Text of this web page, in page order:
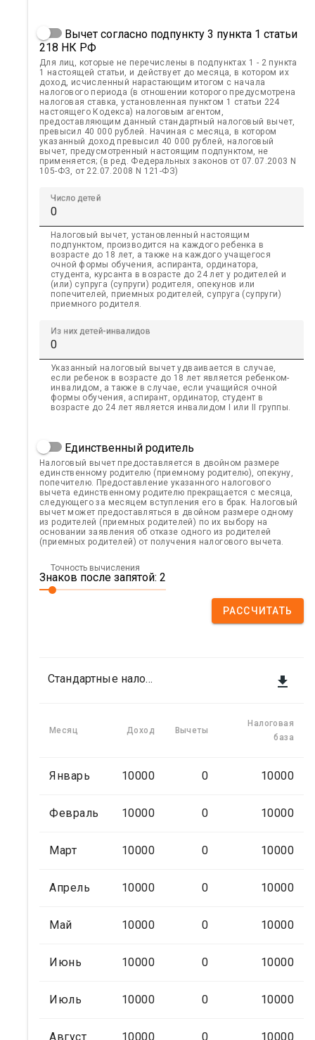
Вычет согласно подпункту 3 пункта 1 статьи
218 НК РФ
Для лиц, которые не перечислены в подпунктах 1 - 2 пункта
1 настоящей статьи, и действует до месяца, в котором их
доход, исчисленный нарастающим итогом с начала
налогового периода (в отношении которого предусмотрена
налоговая ставка, установленная пунктом 1 статьи 224
настоящего Кодекса) налоговым агентом,
предоставляющим данный стандартный налоговый вычет,
превысил 40 000 рублей. Начиная с месяца, в котором
указанный доход превысил 40 000 рублей, налоговый
вычет, предусмотренный настоящим подпунктом, не
применяется; (в ред. Федеральных законов от 07.07.2003 N
105-ФЗ, от 22.07.2008 N 121-ФЗ)
Число детей
Налоговый вычет, установленный настоящим
подпунктом, производится на каждого ребенка в
возрасте до 18 лет, а также на каждого учащегося
очной формы обучения, аспиранта, ординатора,
студента, курсанта в возрасте до 24 лет у родителей и
(или) супруга (супруги) родителя, опекунов или
попечителей, приемных родителей, супруга (супруги)
приемного родителя.
Из них детей-инвалидов
Указанный налоговый вычет удваивается в случае,
если ребенок в возрасте до 18 лет является ребенком-
инвалидом, а также в случае, если учащийся очной
формы обучения, аспирант, ординатор, студент в
возрасте до 24 лет является инвалидом I или II группы.
Единственный родитель
Налоговый вычет предоставляется в двойном размере
единственному родителю (приемному родителю), опекуну,
попечителю. Предоставление указанного налогового
вычета единственному родителю прекращается с месяца,
следующего за месяцем вступления его в брак. Налоговый
вычет может предоставляться в двойном размере одному
из родителей (приемных родителей) по их выбору на
основании заявления об отказе одного из родителей
(приемных родителей) от получения налогового вычета.
Точность вычисления
Знаков после запятой: 2
РАССЧИТАТЬ

Стандартные налоговые вычеты
Месяц Доход Вычеты
Налоговая
база
Январь 10000 0 10000
Февраль 10000 0 10000
Март 10000 0 10000
Апрель 10000 0 10000
Май 10000 0 10000
Июнь 10000 0 10000
Июль 10000 0 10000
Август 10000 0 10000